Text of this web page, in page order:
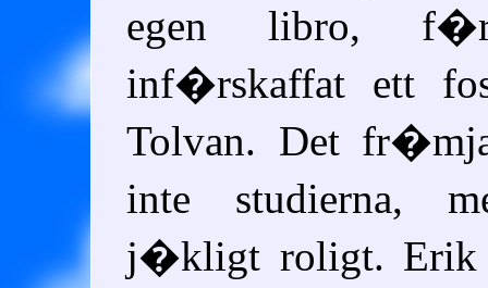
egen libro,
inf�rskaffat ett
Tolvan. Det
inte studierna,
j�kligt roligt. Erik